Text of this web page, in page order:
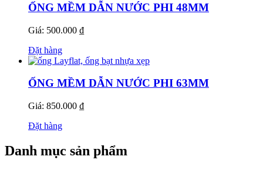
ỐNG MỀM DẪN NƯỚC PHI 48MM
Giá: 500.000 ₫
Đặt hàng
ỐNG MỀM DẪN NƯỚC PHI 63MM
Giá: 850.000 ₫
Đặt hàng
Danh mục sản phẩm